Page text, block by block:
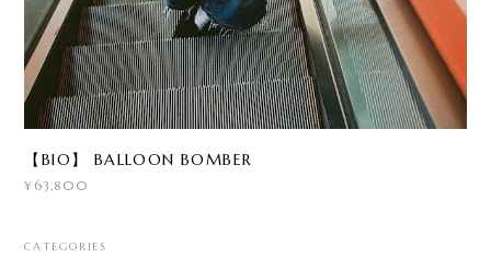
【BIO】 BALLOON BOMBER
¥63,800
CATEGORIES